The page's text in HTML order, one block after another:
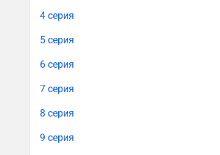
4 серия
5 серия
6 серия
7 серия
8 серия
9 серия